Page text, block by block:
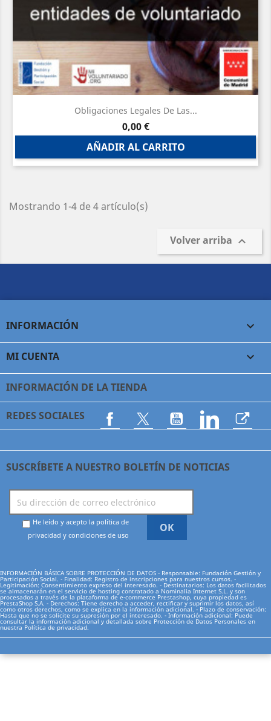
Obligaciones Legales De Las...
Precio
0,00 €
AÑADIR AL CARRITO
Mostrando 1-4 de 4 artículo(s)
Volver arriba 
INFORMACIÓN 
MI CUENTA 
INFORMACIÓN DE LA TIENDA
REDES SOCIALES FacebookTwitter YouTubeLinkedIn
SUSCRÍBETE A NUESTRO BOLETÍN DE NOTICIAS
He leído y acepto la política de
privacidad y condiciones de uso
INFORMACIÓN BÁSICA SOBRE PROTECCIÓN DE DATOS - Responsable: Fundación Gestión y
Participación Social. - Finalidad: Registro de inscripciones para nuestros cursos. -
Legitimación: Consentimiento expreso del interesado. - Destinatarios: Los datos facilitados
se almacenarán en el servicio de hosting contratado a Nominalia Internet S.L. y son
procesados a través de la plataforma de e-commerce Prestashop, cuya propiedad es
PrestaShop S.A. - Derechos: Tiene derecho a acceder, rectificar y suprimir los datos, así
como otros derechos, como se explica en la información adicional. - Plazo de conservación:
Hasta que no se solicite su supresión por el interesado. - Información adicional: Puede
consultar la información adicional y detallada sobre Protección de Datos Personales en
nuestra Política de privacidad.